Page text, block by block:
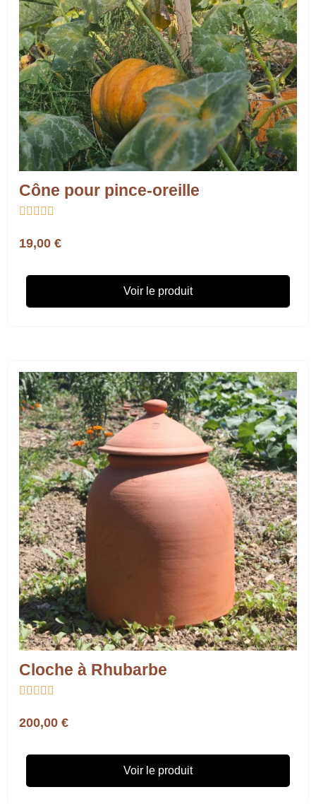
Cône pour pince-oreille
    
19,00 €
Voir le produit
Cloche à Rhubarbe
    
200,00 €
Voir le produit